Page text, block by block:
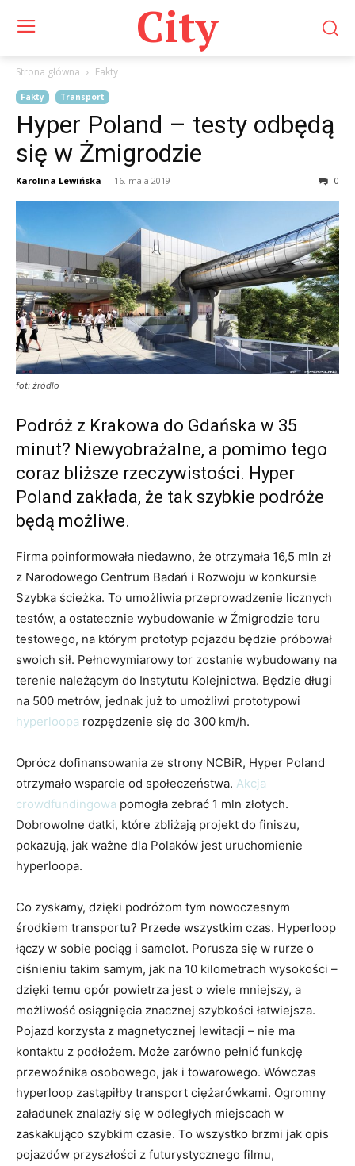
City
Strona główna Fakty
Fakty Transport
Hyper Poland – testy odbędą
się w Żmigrodzie
Karolina Lewińska - 16. maja 2019 0
fot: źródło
Podróż z Krakowa do Gdańska w 35
minut? Niewyobrażalne, a pomimo tego
coraz bliższe rzeczywistości. Hyper
Poland zakłada, że tak szybkie podróże
będą możliwe.
Firma poinformowała niedawno, że otrzymała 16,5 mln zł
z Narodowego Centrum Badań i Rozwoju w konkursie
Szybka ścieżka. To umożliwia przeprowadzenie licznych
testów, a ostatecznie wybudowanie w Źmigrodzie toru
testowego, na którym prototyp pojazdu będzie próbował
swoich sił. Pełnowymiarowy tor zostanie wybudowany na
terenie należącym do Instytutu Kolejnictwa. Będzie długi
na 500 metrów, jednak już to umożliwi prototypowi
hyperloopa rozpędzenie się do 300 km/h.
Oprócz dofinansowania ze strony NCBiR, Hyper Poland
otrzymało wsparcie od społeczeństwa. Akcja
crowdfundingowa pomogła zebrać 1 mln złotych.
Dobrowolne datki, które zbliżają projekt do finiszu,
pokazują, jak ważne dla Polaków jest uruchomienie
hyperloopa.
Co zyskamy, dzięki podróżom tym nowoczesnym
środkiem transportu? Przede wszystkim czas. Hyperloop
łączy w sobie pociąg i samolot. Porusza się w rurze o
ciśnieniu takim samym, jak na 10 kilometrach wysokości –
dzięki temu opór powietrza jest o wiele mniejszy, a
możliwość osiągnięcia znacznej szybkości łatwiejsza.
Pojazd korzysta z magnetycznej lewitacji – nie ma
kontaktu z podłożem. Może zarówno pełnić funkcję
przewoźnika osobowego, jak i towarowego. Wówczas
hyperloop zastąpiłby transport ciężarówkami. Ogromny
załadunek znalazły się w odległych miejscach w
zaskakująco szybkim czasie. To wszystko brzmi jak opis
pojazdów przyszłości z futurystycznego filmu,